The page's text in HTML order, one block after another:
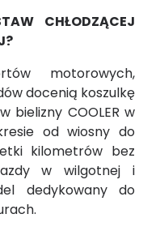
CHŁODZĄCEJ
motorowych,
docenią koszulkę
bielizny COOLER w
od wiosny do
kilometrów bez
w wilgotnej i
dedykowany do